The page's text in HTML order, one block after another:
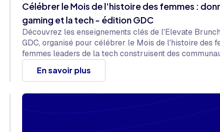
Célébrer le Mois de l'histoire des femmes :
gaming et la tech - édition GDC
Découvrez les enseignements clés de l'Elevate
GDC, organisé pour célébrer le Mois de l'histoire des
femmes leaders de la tech construisent des
en opportunité et incarnent des ambitions
En savoir plus